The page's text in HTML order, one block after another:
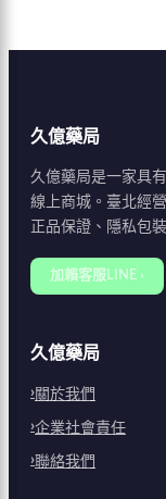
久億藥局
久億藥局是一家具
線上商城。臺北經
正品保證、隱私包
加賴客服LINE ›
久億藥局
關於我們
企業社會責任
聯絡我們